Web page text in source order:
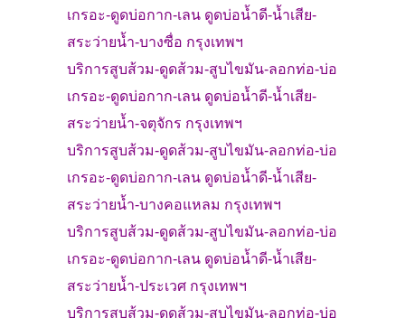
เกรอะ-ดูดบ่อกาก-เลน ดูดบ่อน้ำดี-น้ำเสีย-
สระว่ายน้ำ-บางซื่อ กรุงเทพฯ
บริการสูบส้วม-ดูดส้วม-สูบไขมัน-ลอกท่อ-บ่อ
เกรอะ-ดูดบ่อกาก-เลน ดูดบ่อน้ำดี-น้ำเสีย-
สระว่ายน้ำ-จตุจักร กรุงเทพฯ
บริการสูบส้วม-ดูดส้วม-สูบไขมัน-ลอกท่อ-บ่อ
เกรอะ-ดูดบ่อกาก-เลน ดูดบ่อน้ำดี-น้ำเสีย-
สระว่ายน้ำ-บางคอแหลม กรุงเทพฯ
บริการสูบส้วม-ดูดส้วม-สูบไขมัน-ลอกท่อ-บ่อ
เกรอะ-ดูดบ่อกาก-เลน ดูดบ่อน้ำดี-น้ำเสีย-
สระว่ายน้ำ-ประเวศ กรุงเทพฯ
บริการสูบส้วม-ดูดส้วม-สูบไขมัน-ลอกท่อ-บ่อ